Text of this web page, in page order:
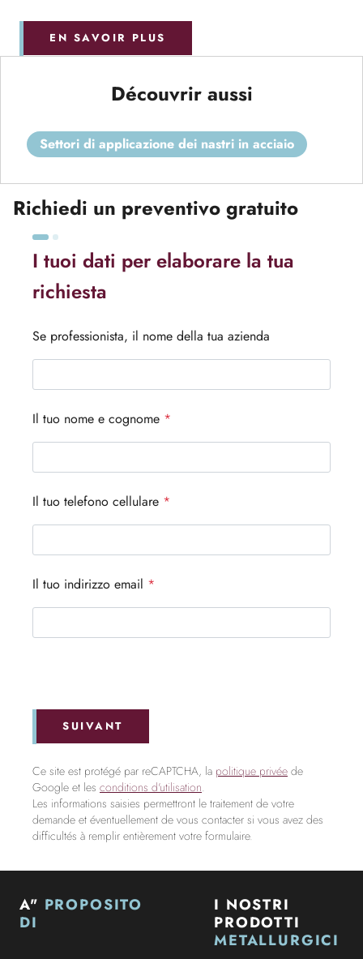
EN SAVOIR PLUS
Découvrir aussi
settori di applicazione dei nastri in acciaio
Richiedi un preventivo gratuito
I tuoi dati per elaborare la tua
richiesta
Se professionista, il nome della tua azienda
Il tuo nome e cognome *
Il tuo telefono cellulare *
Il tuo indirizzo email *
SUIVANT
Ce site est protégé par reCAPTCHA, la politique privée de
Google et les conditions d'utilisation.
Les informations saisies permettront le traitement de votre
demande et éventuellement de vous contacter si vous avez des
difficultés à remplir entièrement votre formulaire.
A" PROPOSITO
DI
I NOSTRI
PRODOTTI
METALLURGICI